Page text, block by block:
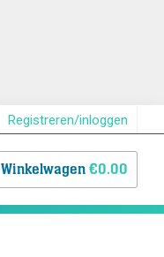
Registreren/inloggen
Winkelwagen€0.00